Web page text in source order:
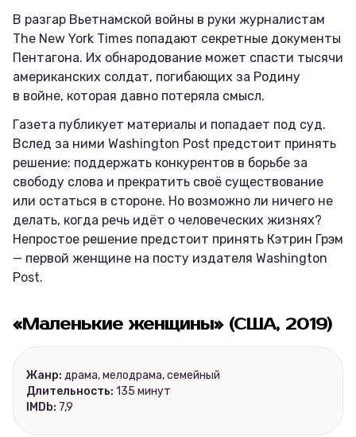
В разгар Вьетнамской войны в руки журналистам
The New York Times попадают секретные документы
Пентагона. Их обнародование может спасти тысячи
американских солдат, погибающих за Родину
в войне, которая давно потеряла смысл.
Газета публикует материалы и попадает под суд.
Вслед за ними Washington Post предстоит принять
решение: поддержать конкурентов в борьбе за
свободу слова и прекратить своё существование
или остаться в стороне. Но возможно ли ничего не
делать, когда речь идёт о человеческих жизнях?
Непростое решение предстоит принять Кэтрин Грэм
— первой женщине на посту издателя Washington
Post.
«Маленькие женщины» (США, 2019)
Жанр: драма, мелодрама, семейный
Длительность: 135 минут
IMDb: 7,9